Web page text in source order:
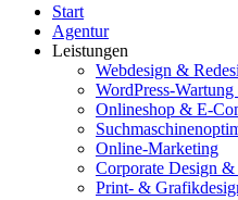
Start
Agentur
Leistungen
Webdesign &
WordPress-
Onlineshop & E-
Online-Marketing
Corporate Design
Print- &